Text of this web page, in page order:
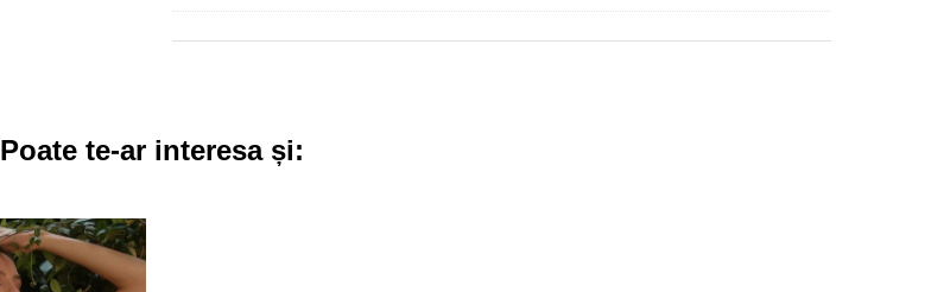
Poate te-ar interesa și: